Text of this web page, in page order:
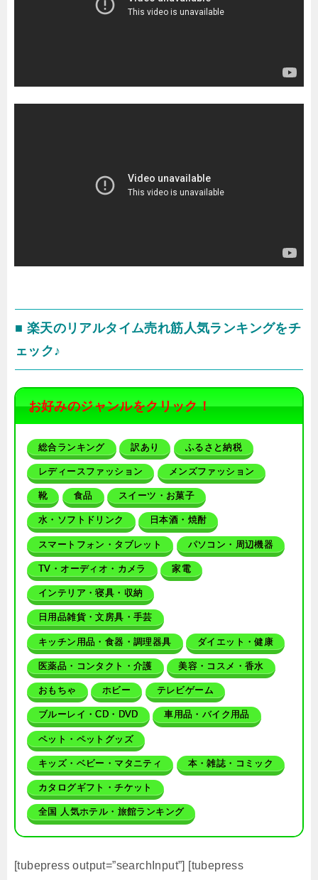
■ 楽天のリアルタイム売れ筋人気ランキングをチ
ェック♪
お好みのジャンルをクリック！
総合ランキング 訳あり ふるさと納税
レディースファッション メンズファッション
靴 食品 スイーツ・お菓子
水・ソフトドリンク 日本酒・焼酎
スマートフォン・タブレット パソコン・周辺機器
TV・オーディオ・カメラ 家電
インテリア・寝具・収納
日用品雑貨・文房具・手芸
キッチン用品・食器・調理器具 ダイエット・健康
医薬品・コンタクト・介護 美容・コスメ・香水
おもちゃ ホビー テレビゲーム
ブルーレイ・CD・DVD 車用品・バイク用品
ペット・ペットグッズ
キッズ・ベビー・マタニティ 本・雑誌・コミック
カタログギフト・チケット
全国 人気ホテル・旅館ランキング
[tubepress output=”searchInput”] [tubepress